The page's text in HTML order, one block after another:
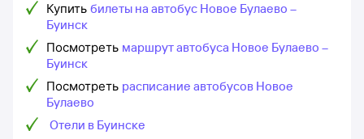
Купить билеты на автобус Новое Булаево –
Буинск
Посмотреть маршрут автобуса Новое Булаево –
Буинск
Посмотреть расписание автобусов Новое
Булаево
Отели в Буинске